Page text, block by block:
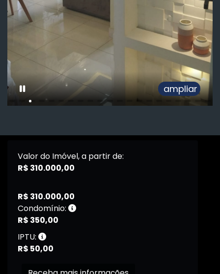
ampliar
Valor do Imóvel, a partir de:
R$ 310.000,00
R$ 310.000,00
Condomínio:
R$ 350,00
IPTU:
R$ 50,00